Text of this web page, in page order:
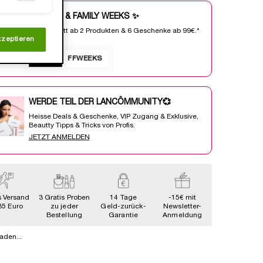
FRIENDS & FAMILY WEEKS ✨
25% Rabatt ab 2 Produkten & 6 Geschenke ab 99€.*
ⓘ
FFWEEKS
WERDE TEIL DER LANCÔMMUNITY💞
Heisse Deals & Geschenke, VIP Zugang & Exklusive,
Beautty Tipps & Tricks von Profis.
JETZT ANMELDEN
Versand
Euro
3 Gratis Proben
zu jeder
Bestellung
14 Tage
Geld-zurück-
Garantie
-15€ mit
Newsletter-
Anmeldung